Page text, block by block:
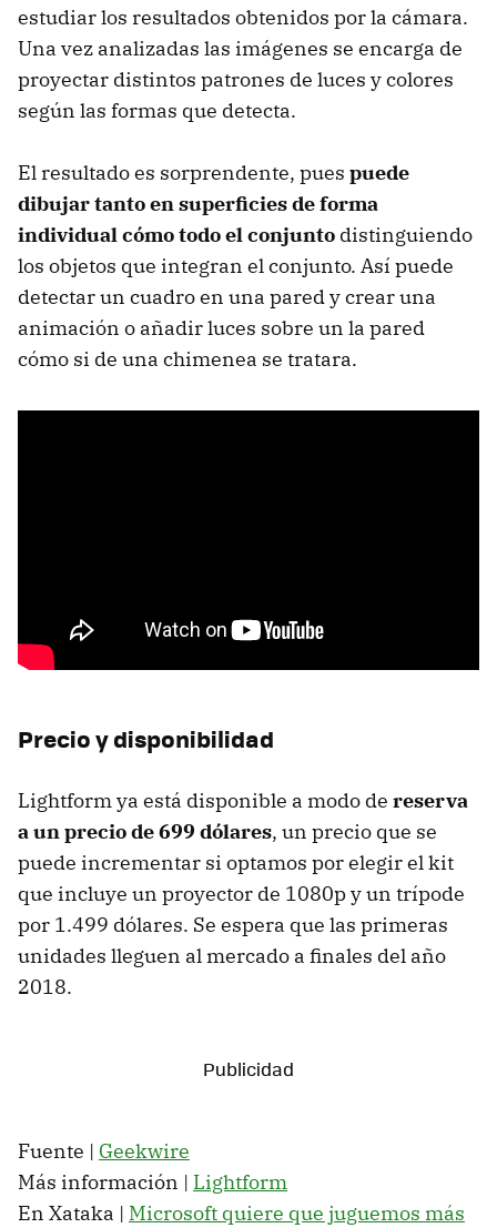
estudiar los resultados obtenidos por la cámara.
Una vez analizadas las imágenes se encarga de
proyectar distintos patrones de luces y colores
según las formas que detecta.
El resultado es sorprendente, pues puede
dibujar tanto en superficies de forma
individual cómo todo el conjunto distinguiendo
los objetos que integran el conjunto. Así puede
detectar un cuadro en una pared y crear una
animación o añadir luces sobre un la pared
cómo si de una chimenea se tratara.
Precio y disponibilidad
Lightform ya está disponible a modo de reserva
a un precio de 699 dólares, un precio que se
puede incrementar si optamos por elegir el kit
que incluye un proyector de 1080p y un trípode
por 1.499 dólares. Se espera que las primeras
unidades lleguen al mercado a finales del año
2018.
Fuente | Geekwire
Más información | Lightform
En Xataka | Microsoft quiere que juguemos más